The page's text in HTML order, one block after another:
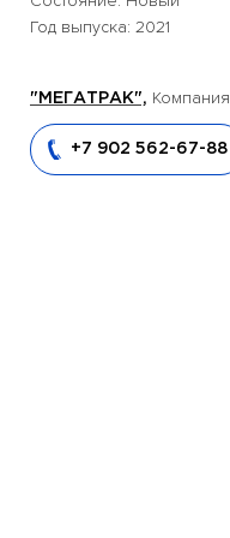
Год выпуска: 2021
"МЕГАТРАК", Компания
+7 902 562-67-88